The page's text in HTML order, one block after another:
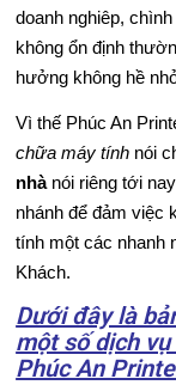
A
C
H
Ữ
M
Á
Y
doanh nghiêp,
không ổn định
hưởng không hề
Vì thế Phúc An
chữa máy tính nói
nhànói riêng tới
nhánh để đảm việc
tính một các nhanh
Khách.
Dưới đây là
một số dịch
Phúc An